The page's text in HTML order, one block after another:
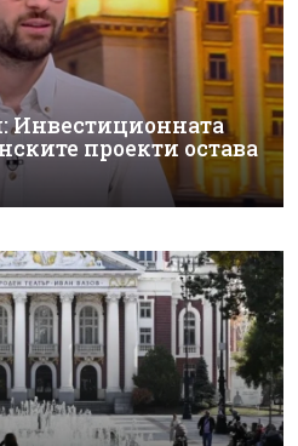
Инвестиционната
проекти остава